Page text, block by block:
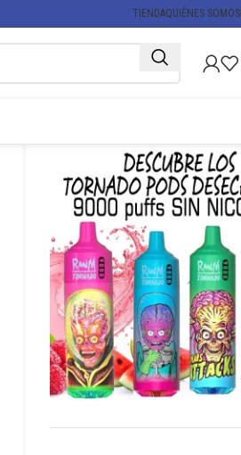
TIENDAQUIÉNES SOMOS